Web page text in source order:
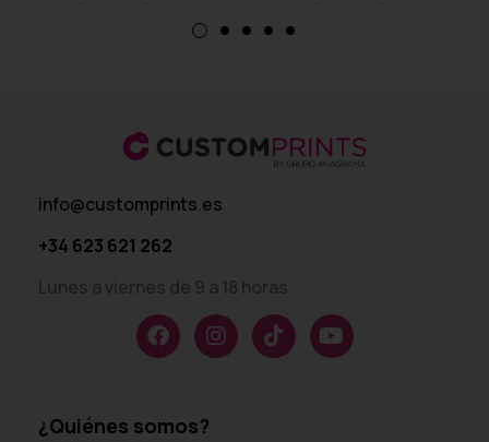
info@customprints.es
+34 623 621 262
Lunes a viernes de 9 a 18 horas
¿Quiénes somos?